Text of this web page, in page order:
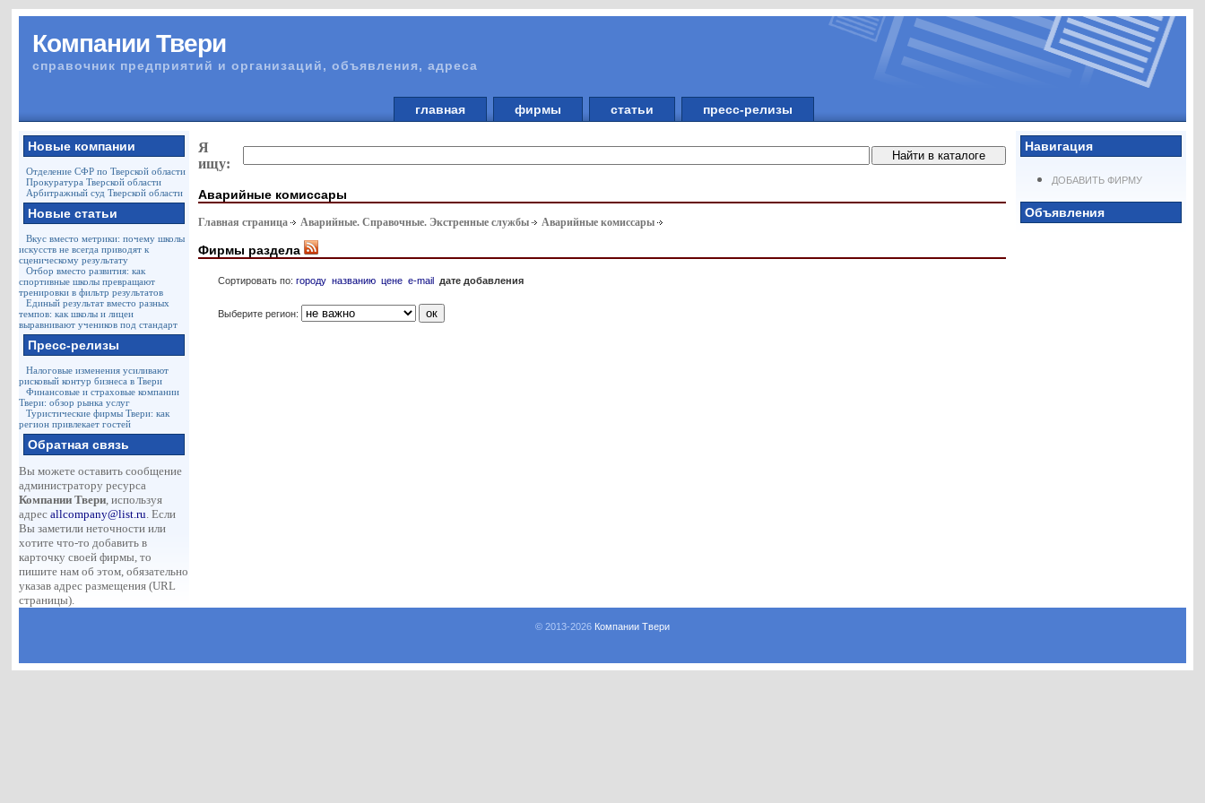
Компании Твери
справочник предприятий и организаций, объявления, адреса
главная фирмы статьи пресс-релизы
Новые компании
Отделение СФР по Тверской области
Прокуратура Тверской области
Арбитражный суд Тверской области
Новые статьи
Вкус вместо метрики: почему школы
искусств не всегда приводят к
сценическому результату
Отбор вместо развития: как
спортивные школы превращают
тренировки в фильтр результатов
Единый результат вместо разных
темпов: как школы и лицеи
выравнивают учеников под стандарт
Пресс-релизы
Налоговые изменения усиливают
рисковый контур бизнеса в Твери
Финансовые и страховые компании
Твери: обзор рынка услуг
Туристические фирмы Твери: как
регион привлекает гостей
Обратная связь
Вы можете оставить сообщение
администратору ресурса
Компании Твери, используя
адресallcompany@list.ru. Если
Вы заметили неточности или
хотите что-то добавить в
карточку своей фирмы, то
пишите нам об этом, обязательно
указав адрес размещения (URL
страницы).
Навигация
ДОБАВИТЬ ФИРМУ
Объявления
Я
ищу:
Аварийные комиссары
Главная страница Аварийные. Справочные. Экстренные службы Аварийные комиссары
Фирмы раздела
Сортировать по:городу названию цене e-mail дате добавления
Выберите регион:
© 2013-2026 Компании Твери